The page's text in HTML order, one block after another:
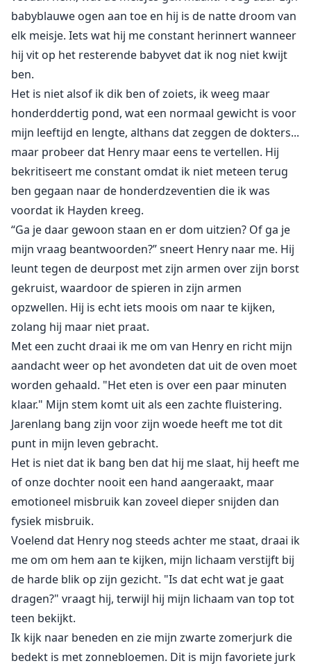
babyblauwe ogen aan toe en hij is de natte droom van
elk meisje. Iets wat hij me constant herinnert wanneer
hij vit op het resterende babyvet dat ik nog niet kwijt
ben.
Het is niet alsof ik dik ben of zoiets, ik weeg maar
honderddertig pond, wat een normaal gewicht is voor
mijn leeftijd en lengte, althans dat zeggen de dokters...
maar probeer dat Henry maar eens te vertellen. Hij
bekritiseert me constant omdat ik niet meteen terug
ben gegaan naar de honderdzeventien die ik was
voordat ik Hayden kreeg.
“Ga je daar gewoon staan en er dom uitzien? Of ga je
mijn vraag beantwoorden?” sneert Henry naar me. Hij
leunt tegen de deurpost met zijn armen over zijn borst
gekruist, waardoor de spieren in zijn armen
opzwellen. Hij is echt iets moois om naar te kijken,
zolang hij maar niet praat.
Met een zucht draai ik me om van Henry en richt mijn
aandacht weer op het avondeten dat uit de oven moet
worden gehaald. "Het eten is over een paar minuten
klaar." Mijn stem komt uit als een zachte fluistering.
Jarenlang bang zijn voor zijn woede heeft me tot dit
punt in mijn leven gebracht.
Het is niet dat ik bang ben dat hij me slaat, hij heeft me
of onze dochter nooit een hand aangeraakt, maar
emotioneel misbruik kan zoveel dieper snijden dan
fysiek misbruik.
Voelend dat Henry nog steeds achter me staat, draai ik
me om om hem aan te kijken, mijn lichaam verstijft bij
de harde blik op zijn gezicht. "Is dat echt wat je gaat
dragen?" vraagt hij, terwijl hij mijn lichaam van top tot
teen bekijkt.
Ik kijk naar beneden en zie mijn zwarte zomerjurk die
bedekt is met zonnebloemen. Dit is mijn favoriete jurk